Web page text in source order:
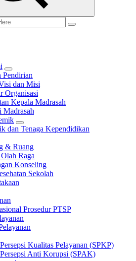
Pendirian
dan Misi
Organisasi
Kepala Madrasah
Madrasah
dan Tenaga Kependidikan
& Ruang
Olah Raga
Konseling
Sekolah
Prosedur PTSP
Kualitas Pelayanan (SPKP)
Anti Korupsi (SPAK)